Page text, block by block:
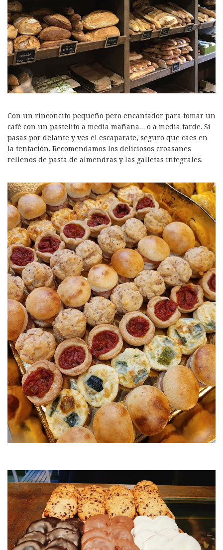
Con un rinconcito pequeño pero encantador para tomar un
café con un pastelito a media mañana… o a media tarde. Si
pasas por delante y ves el escaparate, seguro que caes en
la tentación. Recomendamos los deliciosos croasanes
rellenos de pasta de almendras y las galletas integrales.